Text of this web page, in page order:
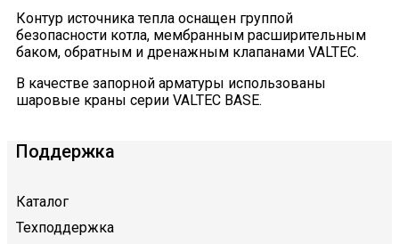
Контур источника тепла оснащен группой
безопасности котла, мембранным расширительным
баком, обратным и дренажным клапанами VALTEC.
В качестве запорной арматуры использованы
шаровые краны серии VALTEC BASE.
Поддержка
Каталог
Техподдержка